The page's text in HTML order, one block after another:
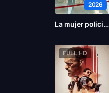
2026
La mujer policia 3
FULL HD